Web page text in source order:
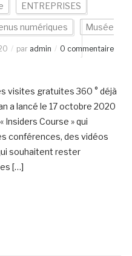
ENTREPRISES
numériques Musée
par admin 0 commentaire
visites gratuites 360 ° déjà
a lancé le 17 octobre 2020
Insiders Course » qui
conférences, des vidéos
souhaitent rester
[…]